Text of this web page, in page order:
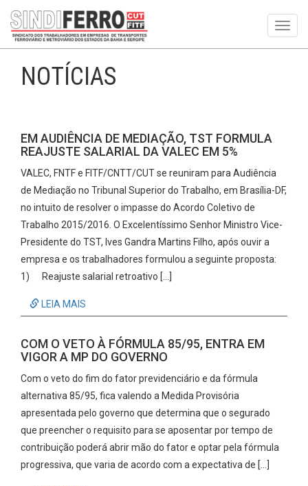
NOTÍCIAS
EM AUDIÊNCIA DE MEDIAÇÃO, TST FORMULA
REAJUSTE SALARIAL DA VALEC EM 5%
VALEC, FNTF e FITF/CNTT/CUT se reuniram para Audiência
de Mediação no Tribunal Superior do Trabalho, em Brasília-DF,
no intuito de resolver o impasse do Acordo Coletivo de
Trabalho 2015/2016. O Excelentíssimo Senhor Ministro Vice-
Presidente do TST, Ives Gandra Martins Filho, após ouvir a
empresa e os trabalhadores formulou a seguinte proposta:
1) Reajuste salarial retroativo […]
LEIA MAIS
COM O VETO À FÓRMULA 85/95, ENTRA EM
VIGOR A MP DO GOVERNO
Com o veto do fim do fator previdenciário e da fórmula
alternativa 85/95, fica valendo a Medida Provisória
apresentada pelo governo que determina que o segurado
que preencher o requisito para se aposentar por tempo de
contribuição poderá abrir mão do fator e optar pela fórmula
progressiva, que varia de acordo com a expectativa de […]